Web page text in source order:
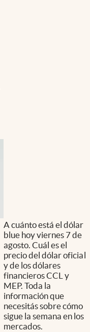
A cuánto está el dólar
blue hoy viernes 7 de
agosto. Cuál es el
precio del dólar oficial
y de los dólares
financieros CCL y
MEP. Toda la
información que
necesitás sobre cómo
sigue la semana en los
mercados.